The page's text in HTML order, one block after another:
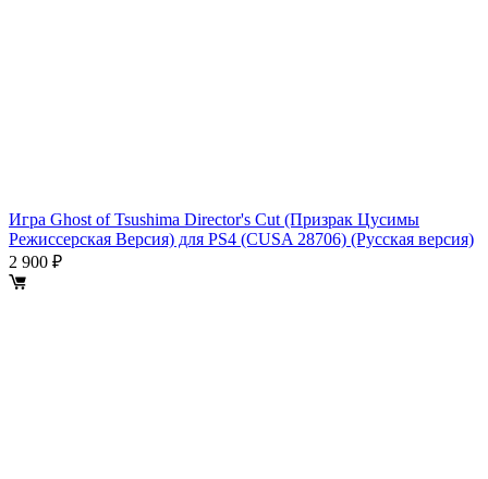
Игра Ghost of Tsushima Director's Cut (Призрак Цусимы
Режиссерская Версия) для PS4 (CUSA 28706) (Русская версия)
2 900 ₽